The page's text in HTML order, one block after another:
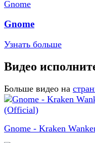
Gnome
Узнать больше
Видео
Больше видео на
Gnome - Kraken